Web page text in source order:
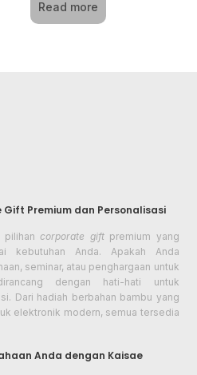
Read more
Premium dan Personalisasi
pilihancorporate giftpremium yang
kebutuhan Anda. Apakah Anda
seminar, atau penghargaan untuk
dengan hati-hati untuk
Dari hadiah berbahan bambu yang
elektronik modern, semua tersedia
Anda dengan Kaisae